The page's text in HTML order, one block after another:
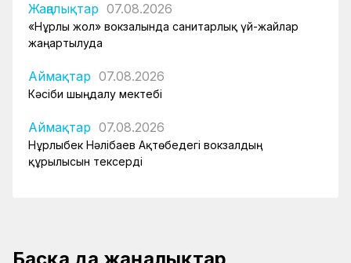
Жаңалықтар 07.08.2026
«Нұрлы жол» вокзалында санитарлық үй-жайлар
жаңартылуда
Аймақтар 07.08.2026
Кәсіби шыңдалу мектебі
Аймақтар 07.08.2026
Нұрлыбек Нәлібаев Ақтөбедегі вокзалдың
құрылысын тексерді